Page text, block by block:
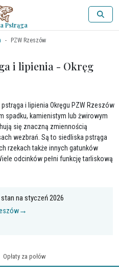
Pstrąga
PZW Rzeszów
i lipienia - Okręg
i lipienia Okręgu PZW Rzeszów
spadku, kamienistym lub żwirowym
się znaczną zmiennością
wezbrań. Są to siedliska pstrąga
rzekach także innych gatunków
odcinków pełni funkcję tarliskową
nastyczeń 2026
→
Opłaty za połów